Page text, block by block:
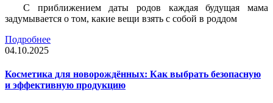
С приближением даты родов каждая будущая мама
задумывается о том, какие вещи взять с собой в роддом
Подробнее
04.10.2025
Косметика для новорождённых: Как выбрать безопасную
и эффективную продукцию